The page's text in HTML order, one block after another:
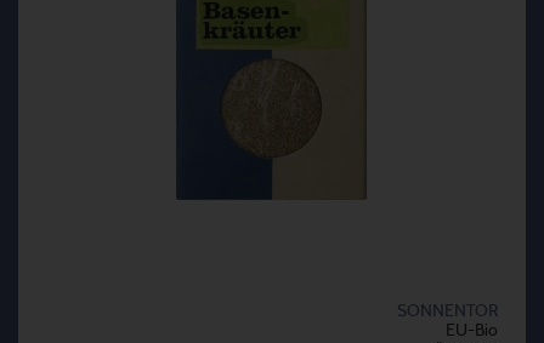
SONNENTOR
EU-Bio